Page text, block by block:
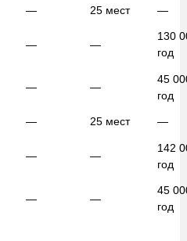
— 25 мест
—
— —
130
год
— —
45
год
— 25 мест —
— —
142
год
— —
45
год